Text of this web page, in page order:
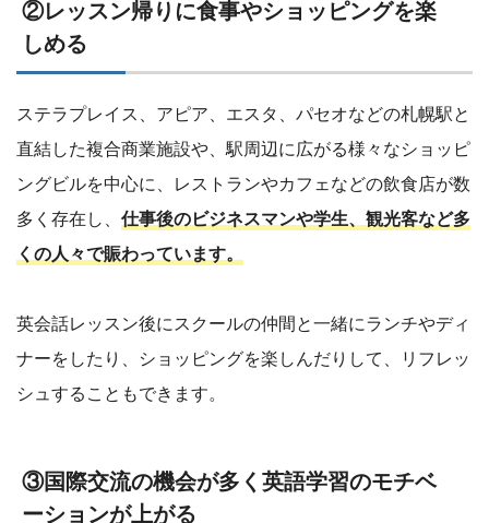
②レッスン帰りに食事やショッピングを楽
しめる
ステラプレイス、アピア、エスタ、パセオなどの札幌駅と
直結した複合商業施設や、駅周辺に広がる様々なショッピ
ングビルを中心に、レストランやカフェなどの飲食店が数
多く存在し、 仕事後のビジネスマンや学生、観光客など多
くの人々で賑わっています。
英会話レッスン後にスクールの仲間と一緒にランチやディ
ナーをしたり、ショッピングを楽しんだりして、リフレッ
シュすることもできます。
③国際交流の機会が多く英語学習のモチベ
ーションが上がる